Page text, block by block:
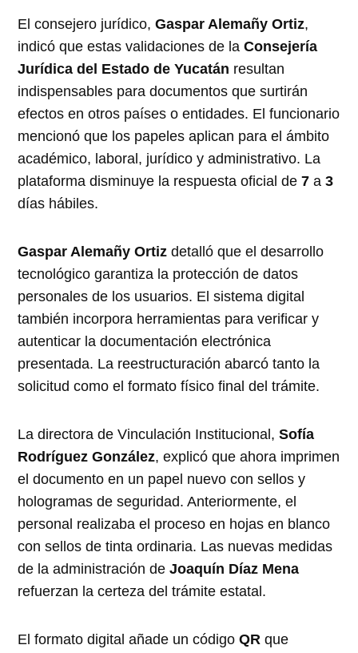
El consejero jurídico,Gaspar Alemañy Ortiz,
indicó que estas validaciones de laConsejería
Jurídica del Estado de Yucatán resultan
indispensables para documentos que surtirán
efectos en otros países o entidades. El funcionario
mencionó que los papeles aplican para el ámbito
académico, laboral, jurídico y administrativo. La
plataforma disminuye la respuesta oficial de7 a3
días hábiles.
Gaspar Alemañy Ortiz detalló que el desarrollo
tecnológico garantiza la protección de datos
personales de los usuarios. El sistema digital
también incorpora herramientas para verificar y
autenticar la documentación electrónica
presentada. La reestructuración abarcó tanto la
solicitud como el formato físico final del trámite.
La directora de Vinculación Institucional,Sofía
Rodríguez González, explicó que ahora imprimen
el documento en un papel nuevo con sellos y
hologramas de seguridad. Anteriormente, el
personal realizaba el proceso en hojas en blanco
con sellos de tinta ordinaria. Las nuevas medidas
de la administración deJoaquín Díaz Mena
refuerzan la certeza del trámite estatal.
El formato digital añade un códigoQR que